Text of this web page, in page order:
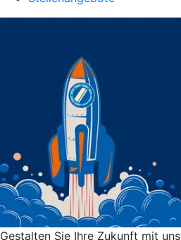
Gestalten Sie ­Ihre Zukunft mit uns